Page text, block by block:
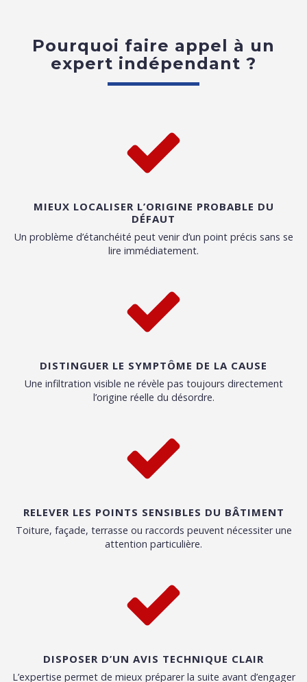
Pourquoi faire appel à un
expert indépendant ?
MIEUX LOCALISER L’ORIGINE PROBABLE DU
DÉFAUT
Un problème d’étanchéité peut venir d’un point précis sans se
lire immédiatement.
DISTINGUER LE SYMPTÔME DE LA CAUSE
Une infiltration visible ne révèle pas toujours directement
l’origine réelle du désordre.
RELEVER LES POINTS SENSIBLES DU BÂTIMENT
Toiture, façade, terrasse ou raccords peuvent nécessiter une
attention particulière.
DISPOSER D’UN AVIS TECHNIQUE CLAIR
L’expertise permet de mieux préparer la suite avant d’engager